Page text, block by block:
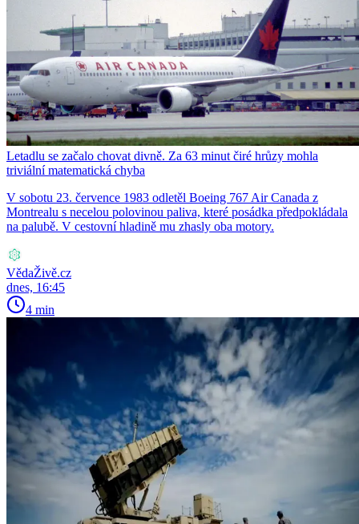
Letadlu se začalo chovat divně. Za 63 minut čiré hrůzy mohla
triviální matematická chyba
V sobotu 23. července 1983 odletěl Boeing 767 Air Canada z
Montrealu s necelou polovinou paliva, které posádka předpokládala
na palubě. V cestovní hladině mu zhasly oba motory.
VědaŽivě.cz
dnes, 16:45
4 min